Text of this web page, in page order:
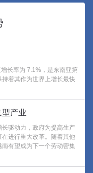
长率为 7.1%，是东南亚第
着其作为世界上增长最快
产业
驱动力，政府为提高生产
进行重大改革。随着其他
有望成为下一个劳动密集